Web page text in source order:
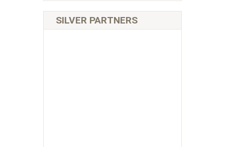
SILVER PARTNERS